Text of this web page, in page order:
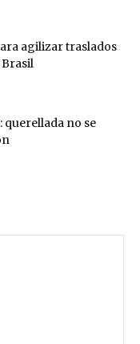
agilizar traslados
querellada no se